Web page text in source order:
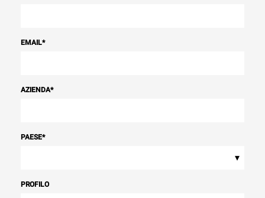
EMAIL*
AZIENDA*
PAESE*
▾
PROFILO